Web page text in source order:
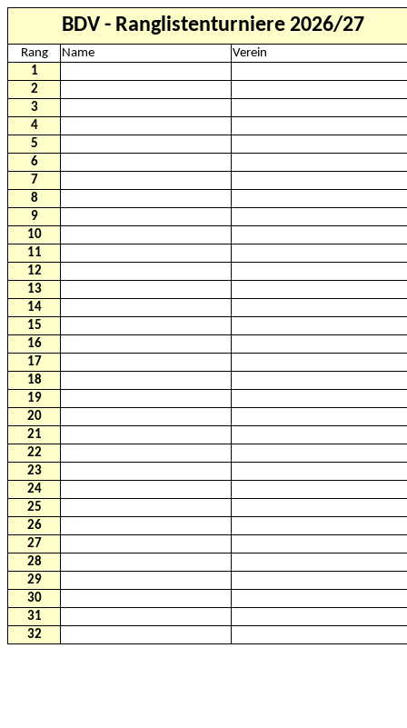
BDV - Ranglistenturniere 2026/27
Rang Name
Verein
1
2
3
4
5
6
7
8
9
10
11
12
13
14
15
16
17
18
19
20
21
22
23
24
25
26
27
28
29
30
31
32